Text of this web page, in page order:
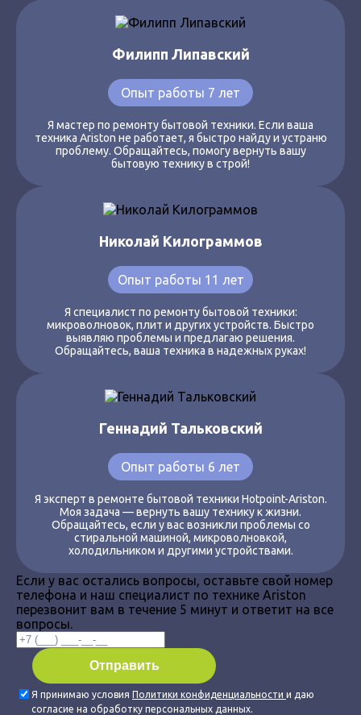
Филипп Липавский
Опыт работы 7 лет
Я мастер по ремонту бытовой техники. Если ваша
техника Ariston не работает, я быстро найду и устраню
проблему. Обращайтесь, помогу вернуть вашу
бытовую технику в строй!
Николай Килограммов
Опыт работы 11 лет
Я специалист по ремонту бытовой техники:
микроволновок, плит и других устройств. Быстро
выявляю проблемы и предлагаю решения.
Обращайтесь, ваша техника в надежных руках!
Геннадий Тальковский
Опыт работы 6 лет
Я эксперт в ремонте бытовой техники Hotpoint-Ariston.
Моя задача — вернуть вашу технику к жизни.
Обращайтесь, если у вас возникли проблемы со
стиральной машиной, микроволновкой,
холодильником и другими устройствами.
Если у вас остались вопросы, оставьте свой номер
телефона и наш специалист по технике Ariston
перезвонит вам в течение 5 минут и ответит на все
вопросы.
Я принимаю условия Политики конфиденциальности и даю
согласие на обработку персональных данных.